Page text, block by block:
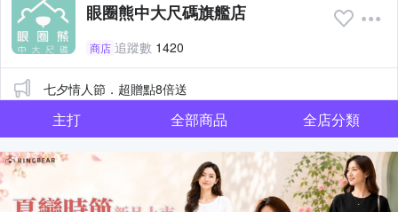
眼圈熊中大尺碼旗艦店
商店 追蹤數 1420
公告
七夕情人節．超贈點8倍送
主打 全部商品 全店分類